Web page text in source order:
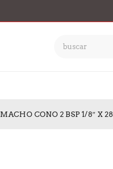
MACHO CONO 2 BSP 1/8″ X